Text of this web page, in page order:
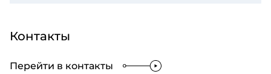
Контакты
Перейти в контакты